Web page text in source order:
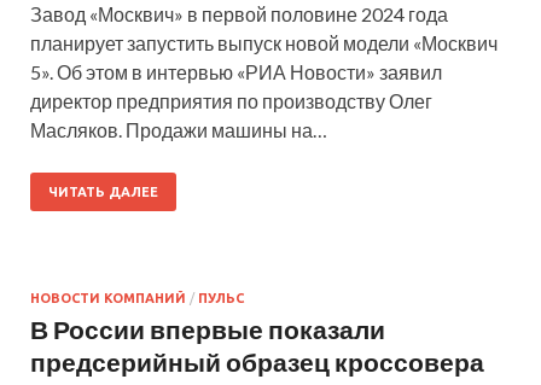
Завод «Москвич» в первой половине 2024 года
планирует запустить выпуск новой модели «Москвич
5». Об этом в интервью «РИА Новости» заявил
директор предприятия по производству Олег
Масляков. Продажи машины на…
ЧИТАТЬ ДАЛЕЕ
НОВОСТИ КОМПАНИЙ / ПУЛЬС
В России впервые показали
предсерийный образец кроссовера